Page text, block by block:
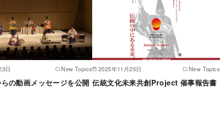
日 New Topics
の動画メッセージを公開
2025年11月25日 New Topics
伝統文化未来共創Project 催事報告書